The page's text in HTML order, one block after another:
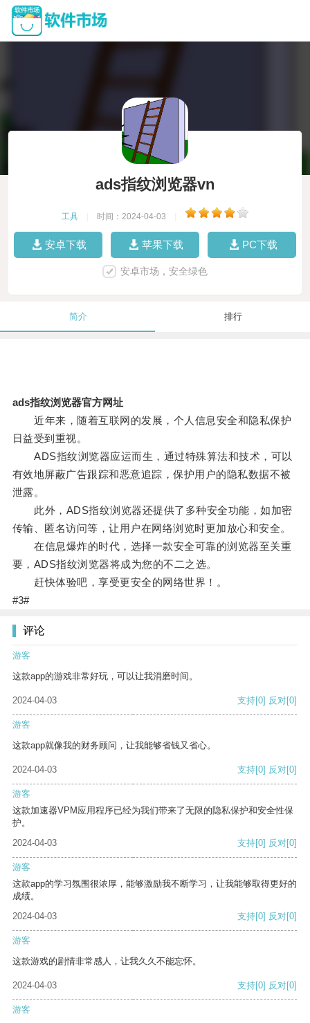
ads指纹浏览器vn
工具 时间：2024-04-03
安卓下载 苹果下载 PC下载
安卓市场，安全绿色
简介 排行
ads指纹浏览器官方网址
近年来，随着互联网的发展，个人信息安全和隐私保护
日益受到重视。
ADS指纹浏览器应运而生，通过特殊算法和技术，可以
有效地屏蔽广告跟踪和恶意追踪，保护用户的隐私数据不被
泄露。
此外，ADS指纹浏览器还提供了多种安全功能，如加密
传输、匿名访问等，让用户在网络浏览时更加放心和安全。
在信息爆炸的时代，选择一款安全可靠的浏览器至关重
要，ADS指纹浏览器将成为您的不二之选。
赶快体验吧，享受更安全的网络世界！。
#3#
评论
游客
这款app的游戏非常好玩，可以让我消磨时间。
2024-04-03 支持[0] 反对[0]
游客
这款app就像我的财务顾问，让我能够省钱又省心。
2024-04-03 支持[0] 反对[0]
游客
这款加速器VPM应用程序已经为我们带来了无限的隐私保护和安全性保
护。
2024-04-03
支持[0] 反对[0]
游客
这款app的学习氛围很浓厚，能够激励我不断学习，让我能够取得更好的
成绩。
2024-04-03
支持[0] 反对[0]
游客
这款游戏的剧情非常感人，让我久久不能忘怀。
2024-04-03 支持[0] 反对[0]
游客